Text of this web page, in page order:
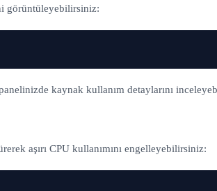
görüntüleyebilirsiniz:
kaynak kullanım detaylarını
aşırı CPU kullanımını engelleyebilirsiniz: